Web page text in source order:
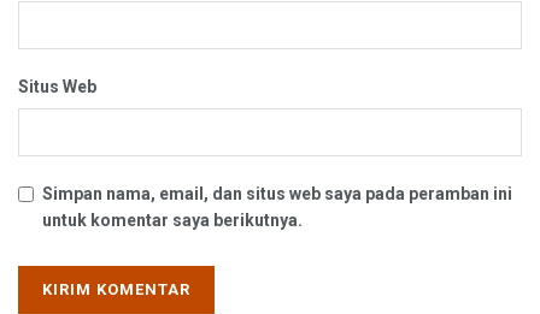
Situs Web
Simpan nama, email, dan situs web saya pada peramban ini
untuk komentar saya berikutnya.